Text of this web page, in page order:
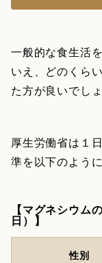
一般的な食生活
いえ、どのくら
た方が良いでしょ
厚生労働省は１
準を以下のよう
【マグネシウム
日）】
性別